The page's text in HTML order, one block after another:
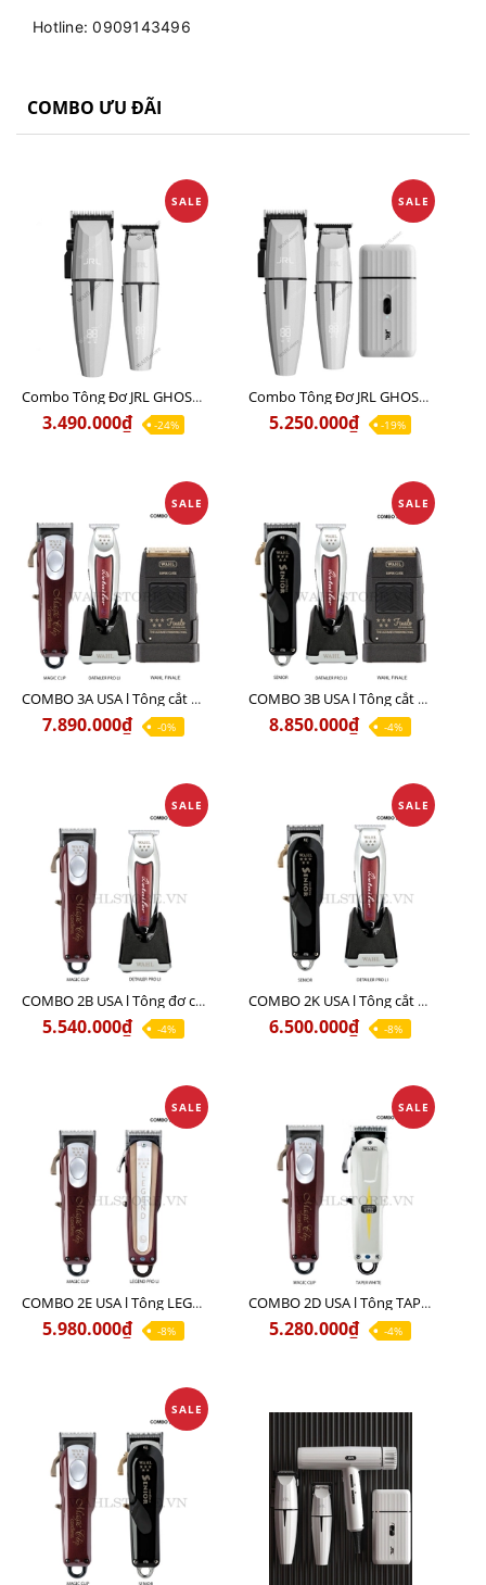
Hotline: 0909143496
COMBO ƯU ĐÃI
SALE
Combo Tông Đơ JRL GHOST 1 Limited Edition Chính Hãng USA
3.490.000₫ -24%
SALE
Combo Tông Đơ JRL GHOST 2 Limited Edition Chính Hãng USA
5.250.000₫ -19%
SALE
COMBO 3A USA l Tông cắt MAGIC + Tông viền DETAILER PRO LI + Cạo khô FINALE
7.890.000₫ -0%
SALE
COMBO 3B USA l Tông cắt SENIOR + Tông viền DETAILER PRO LI + Cạo khô FINALE
8.850.000₫ -4%
SALE
COMBO 2B USA l Tông đơ cắt Magic clip Red + Tông đơ viền Detailer Pro Li
5.540.000₫ -4%
SALE
COMBO 2K USA l Tông cắt SENIOR +Tông viền DETAILER PRO LI
6.500.000₫ -8%
SALE
COMBO 2E USA l Tông LEGEND PRO LI + Tông MAGIC CLIP
5.980.000₫ -8%
SALE
COMBO 2D USA l Tông TAPER WHITE + Tông MAGIC CLIP
5.280.000₫ -4%
SALE